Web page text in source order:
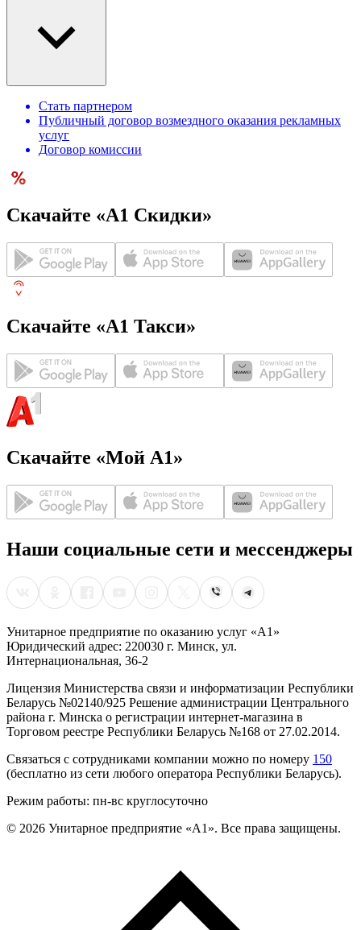
Стать партнером
Публичный договор возмездного оказания рекламных
услуг
Договор комиссии
Скачайте «А1 Скидки»
Скачайте «А1 Такси»
Скачайте «Мой А1»
Наши социальные сети и мессенджеры
Унитарное предприятие по оказанию услуг «А1»
Юридический адрес: 220030 г. Минск, ул.
Интернациональная, 36-2
Лицензия Министерства связи и информатизации Республики
Беларусь №02140/925 Решение администрации Центрального
района г. Минска о регистрации интернет-магазина в
Торговом реестре Республики Беларусь №168 от 27.02.2014.
Связаться с сотрудниками компании можно по номеру 150
(бесплатно из сети любого оператора Республики Беларусь).
Режим работы: пн-вс круглосуточно
© 2026 Унитарное предприятие «А1». Все права защищены.